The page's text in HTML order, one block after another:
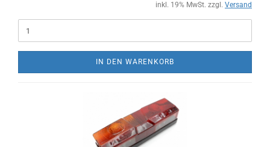
inkl. 19% MwSt. zzgl. Versand
IN DEN WARENKORB